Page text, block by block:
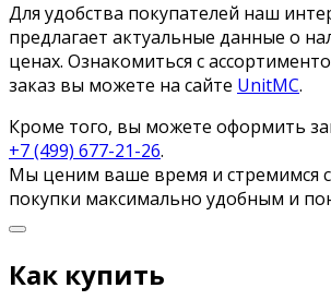
Для удобства покупателей наш
предлагает актуальные данные о
ценах. Ознакомиться с
заказ вы можете на сайте UnitMC.
Кроме того, вы можете оформить
+7 (499) 677-21-26.
Мы ценим ваше время и стремимся
покупки максимально удобным и
Как купить